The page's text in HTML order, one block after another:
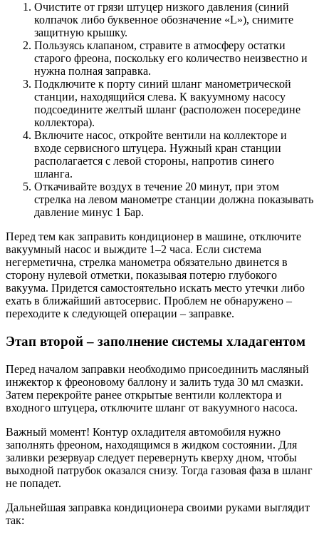
Очистите от грязи штуцер низкого давления (синий
колпачок либо буквенное обозначение «L»), снимите
защитную крышку.
Пользуясь клапаном, стравите в атмосферу остатки
старого фреона, поскольку его количество неизвестно и
нужна полная заправка.
Подключите к порту синий шланг манометрической
станции, находящийся слева. К вакуумному насосу
подсоедините желтый шланг (расположен посередине
коллектора).
Включите насос, откройте вентили на коллекторе и
входе сервисного штуцера. Нужный кран станции
располагается с левой стороны, напротив синего
шланга.
Откачивайте воздух в течение 20 минут, при этом
стрелка на левом манометре станции должна показывать
давление минус 1 Бар.
Перед тем как заправить кондиционер в машине, отключите
вакуумный насос и выждите 1–2 часа. Если система
негерметична, стрелка манометра обязательно двинется в
сторону нулевой отметки, показывая потерю глубокого
вакуума. Придется самостоятельно искать место утечки либо
ехать в ближайший автосервис. Проблем не обнаружено –
переходите к следующей операции – заправке.
Этап второй – заполнение системы хладагентом
Перед началом заправки необходимо присоединить масляный
инжектор к фреоновому баллону и залить туда 30 мл смазки.
Затем перекройте ранее открытые вентили коллектора и
входного штуцера, отключите шланг от вакуумного насоса.
Важный момент! Контур охладителя автомобиля нужно
заполнять фреоном, находящимся в жидком состоянии. Для
заливки резервуар следует перевернуть кверху дном, чтобы
выходной патрубок оказался снизу. Тогда газовая фаза в шланг
не попадет.
Дальнейшая заправка кондиционера своими руками выглядит
так: